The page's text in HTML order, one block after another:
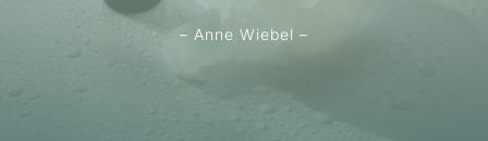
– Anne Wiebel –